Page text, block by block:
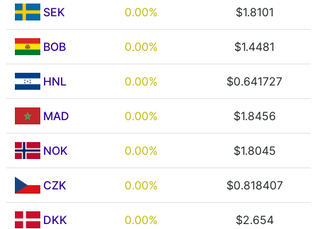
SEK 0.00% $1.8101
BOB 0.00% $1.4481
HNL 0.00% $0.641727
MAD 0.00% $1.8456
NOK 0.00% $1.8045
CZK 0.00% $0.818407
DKK 0.00% $2.654